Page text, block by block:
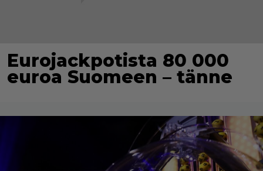
Eurojackpotista 80 000
euroa Suomeen – tänne